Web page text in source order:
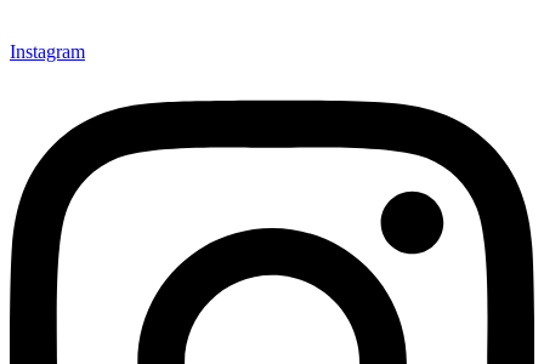
Instagram